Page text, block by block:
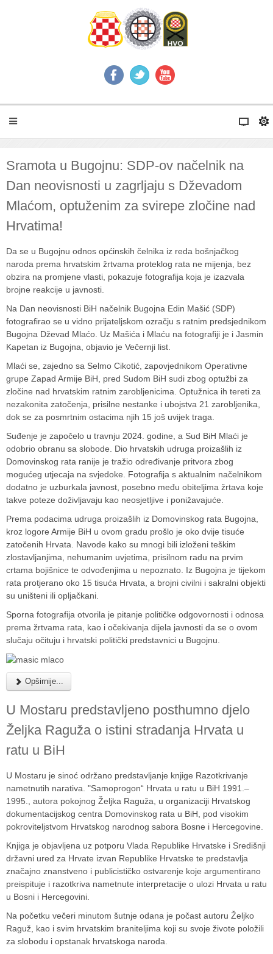
Sramota u Bugojnu: SDP-ov načelnik na
Dan neovisnosti u zagrljaju s Dževadom
Mlaćom, optuženim za svirepe zločine nad
Hrvatima!
Da se u Bugojnu odnos općinskih čelnika iz reda bošnjačkog
naroda prema hrvatskim žrtvama proteklog rata ne mijenja, bez
obzira na promjene vlasti, pokazuje fotografija koja je izazvala
brojne reakcije u javnosti.
Na Dan neovisnosti BiH načelnik Bugojna Edin Mašić (SDP)
fotografirao se u vidno prijateljskom ozračju s ratnim predsjednikom
Bugojna Dževad Mlaćo . Uz Mašića i Mlaću na fotografiji je i Jasmin
Kapetan iz Bugojna, objavio je Večernji list.
Mlaći se, zajedno sa Selmo Cikotić , zapovjednikom Operativne
grupe Zapad Armije BiH, pred Sudom BiH sudi zbog optužbi za
zločine nad hrvatskim ratnim zarobljenicima. Optužnica ih tereti za
nezakonita zatočenja, prisilne nestanke i ubojstva 21 zarobljenika,
dok se za posmrtnim ostacima njih 15 još uvijek traga.
Suđenje je započelo u travnju 2024. godine, a Sud BiH Mlaći je
odobrio obranu sa slobode. Dio hrvatskih udruga proizašlih iz
Domovinskog rata ranije je tražio određivanje pritvora zbog
mogućeg utjecaja na svjedoke. Fotografija s aktualnim načelnikom
dodatno je uzburkala javnost, posebno među obiteljima žrtava koje
takve poteze doživljavaju kao neosjetljive i ponižavajuće.
Prema podacima udruga proizašlih iz Domovinskog rata Bugojna,
kroz logore Armije BiH u ovom gradu prošlo je oko dvije tisuće
zatočenih Hrvata. Navode kako su mnogi bili izloženi teškim
zlostavljanjima, nehumanim uvjetima, prisilnom radu na prvim
crtama bojišnice te odvođenjima u nepoznato. Iz Bugojna je tijekom
rata protjerano oko 15 tisuća Hrvata, a brojni civilni i sakralni objekti
su uništeni ili opljačkani.
Sporna fotografija otvorila je pitanje političke odgovornosti i odnosa
prema žrtvama rata, kao i očekivanja dijela javnosti da se o ovom
slučaju očituju i hrvatski politički predstavnici u Bugojnu.
Opširnije...
U Mostaru predstavljeno posthumno djelo
Željka Raguža o istini stradanja Hrvata u
ratu u BiH
U Mostaru je sinoć održano predstavljanje knjige Razotkrivanje
nametnutih narativa. "Samoprogon“ Hrvata u ratu u BiH 1991.–
1995., autora pokojnog Željka Raguža, u organizaciji Hrvatskog
dokumentacijskog centra Domovinskog rata u BiH, pod visokim
pokroviteljstvom Hrvatskog narodnog sabora Bosne i Hercegovine.
Knjiga je objavljena uz potporu Vlada Republike Hrvatske i Središnji
državni ured za Hrvate izvan Republike Hrvatske te predstavlja
značajno znanstveno i publicističko ostvarenje koje argumentirano
preispituje i razotkriva nametnute interpretacije o ulozi Hrvata u ratu
u Bosni i Hercegovini.
Na početku večeri minutom šutnje odana je počast autoru Željko
Raguž , kao i svim hrvatskim braniteljima koji su svoje živote položili
za slobodu i opstanak hrvatskoga naroda.